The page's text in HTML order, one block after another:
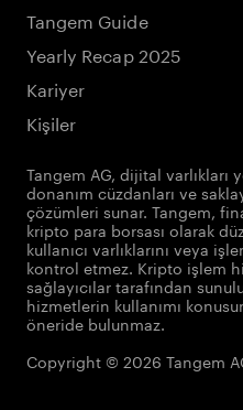
Tangem Guide
Yearly Recap 2025
Kariyer
Kişiler
Tangem AG, dijital varlıkları
donanım cüzdanları ve
çözümleri sunar. Tangem,
kripto para borsası olarak
kullanıcı varlıklarını veya
kontrol etmez. Kripto işlem
sağlayıcılar tarafından
hizmetlerin kullanımı
öneride bulunmaz.